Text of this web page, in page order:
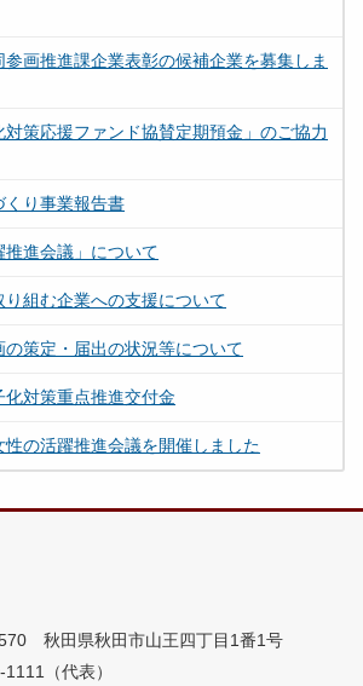
画推進課企業表彰の候補企業を募集しま
策応援ファンド協賛定期預金」のご協力
くり事業報告書
推進会議」について
組む企業への支援について
策定・届出の状況等について
対策重点推進交付金
の活躍推進会議を開催しました
秋田県秋田市山王四丁目1番1号
（代表）